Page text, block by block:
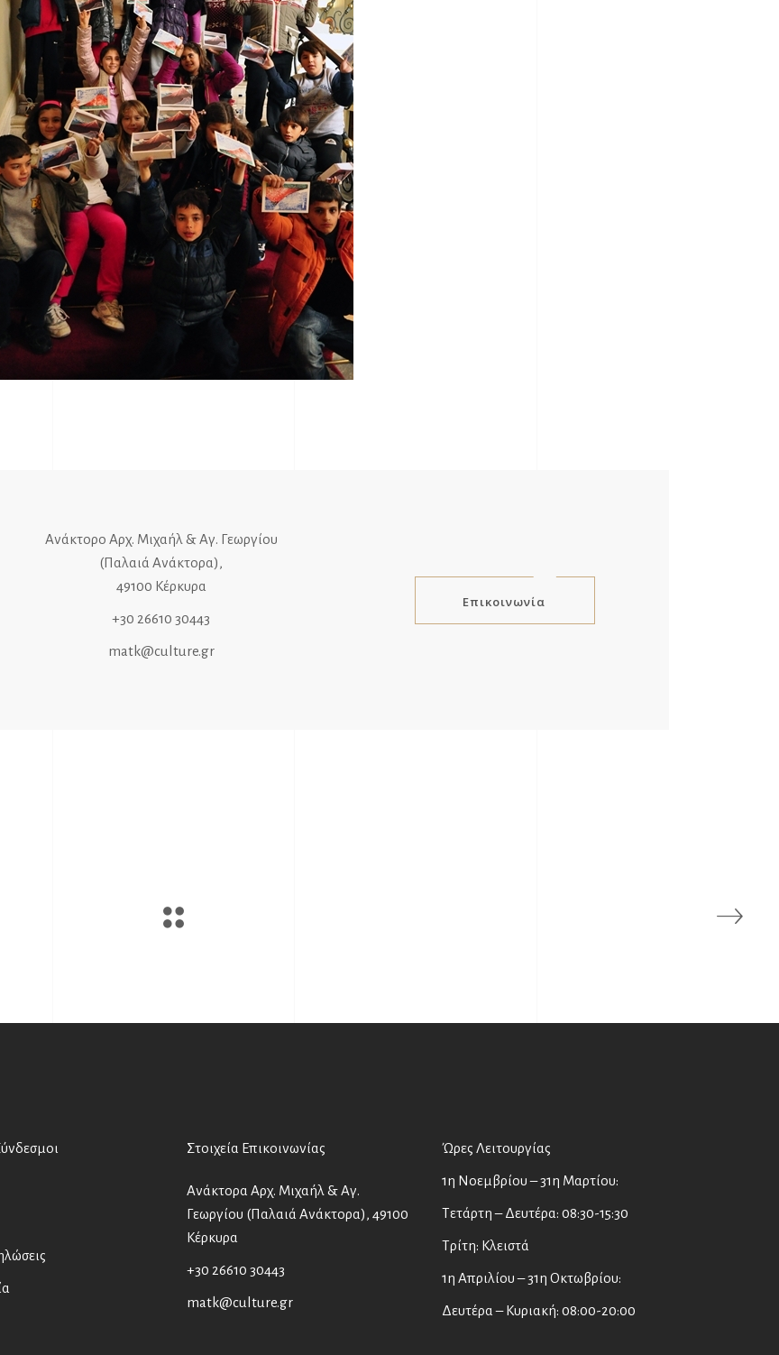
Ανάκτορο Αρχ. Μιχαήλ & Αγ. Γεωργίου
(Παλαιά Ανάκτορα),
49100 Κέρκυρα
+30 26610 30443
matk@culture.gr
Επικοινωνία
Στοιχεία Επικοινωνίας
Ανάκτορα Αρχ. Μιχαήλ & Αγ.
Γεωργίου (Παλαιά Ανάκτορα), 49100
Κέρκυρα
+30 26610 30443
matk@culture.gr
Ώρες Λειτουργίας
1η Νοεμβρίου – 31η Μαρτίου:
Τετάρτη – Δευτέρα: 08:30-15:30
Τρίτη: Κλειστά
1η Απριλίου – 31η Οκτωβρίου:
Δευτέρα – Κυριακή: 08:00-20:00